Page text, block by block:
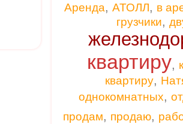
Аренда, АТОЛЛ, в
грузчики,
квартиру,
квартиру,
однокомнатных,
продам, продаю,